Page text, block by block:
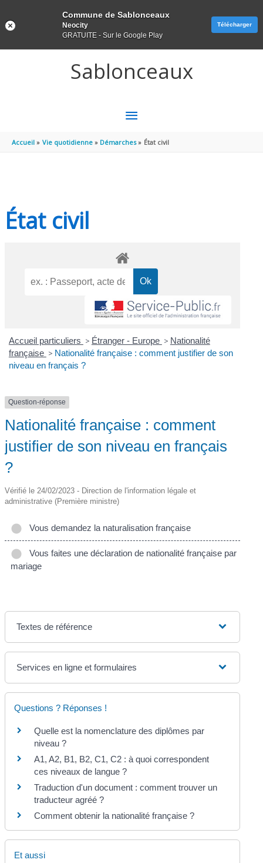
Sablonceaux
MENU
PRINCIPAL
Accueil Vie quotidienne Démarches État civil
État civil
Accueil particuliers > Étranger - Europe > Nationalité
française > Nationalité française : comment justifier de son
niveau en français ?
Question-réponse
Nationalité française : comment
justifier de son niveau en français
?
Vérifié le 24/02/2023 - Direction de l'information légale et
administrative (Première ministre)
Vous demandez la naturalisation française
Vous faites une déclaration de nationalité française par
mariage
Textes de référence
Services en ligne et formulaires
Questions ? Réponses !
Quelle est la nomenclature des diplômes par
niveau ?
A1, A2, B1, B2, C1, C2 : à quoi correspondent
ces niveaux de langue ?
Traduction d'un document : comment trouver un
traducteur agréé ?
Comment obtenir la nationalité française ?
Et aussi
Commune de Sablonceaux
Neocity
GRATUITE - Sur le Google Play
Télécharger